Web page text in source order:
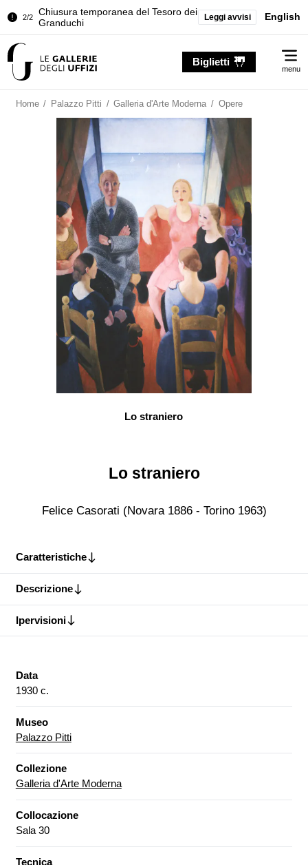
2/2
Chiusura temporanea del Tesoro dei
Granduchi
della Sala dell'Iliade
Granduchi
Leggi avvisi English
Biglietti
menu
Home / Palazzo Pitti / Galleria d'Arte Moderna / Opere
Lo straniero
Lo straniero
Felice Casorati (Novara 1886 - Torino 1963)
Caratteristiche
Descrizione
Ipervisioni
Data
1930 c.
Museo
Palazzo Pitti
Collezione
Galleria d'Arte Moderna
Collocazione
Sala 30
Tecnica